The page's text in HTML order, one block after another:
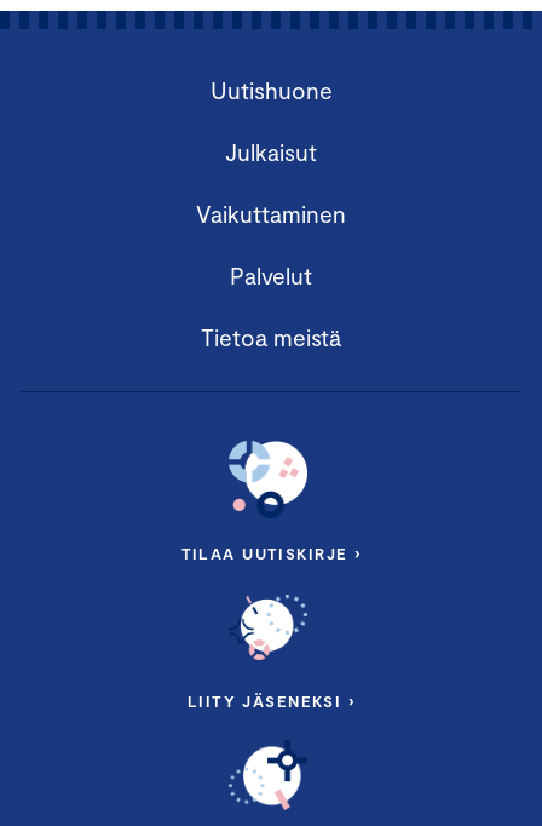
Uutishuone
Julkaisut
Vaikuttaminen
Palvelut
Tietoa meistä
TILAA UUTISKIRJE ›
LIITY JÄSENEKSI ›